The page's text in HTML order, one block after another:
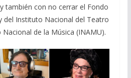
también con no cerrar el Fondo
del Instituto Nacional del Teatro
de la Música (INAMU).